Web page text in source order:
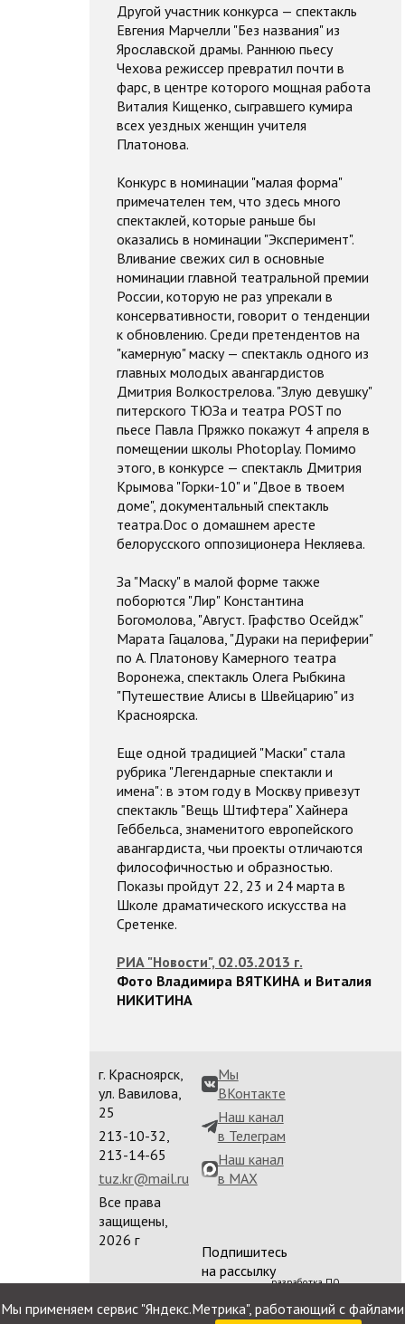
Другой участник конкурса — спектакль
Евгения Марчелли "Без названия" из
Ярославской драмы. Раннюю пьесу
Чехова режиссер превратил почти в
фарс, в центре которого мощная работа
Виталия Кищенко, сыгравшего кумира
всех уездных женщин учителя
Платонова.
Конкурс в номинации "малая форма"
примечателен тем, что здесь много
спектаклей, которые раньше бы
оказались в номинации "Эксперимент".
Вливание свежих сил в основные
номинации главной театральной премии
России, которую не раз упрекали в
консервативности, говорит о тенденции
к обновлению. Среди претендентов на
"камерную" маску — спектакль одного из
главных молодых авангардистов
Дмитрия Волкострелова. "Злую девушку"
питерского ТЮЗа и театра POST по
пьесе Павла Пряжко покажут 4 апреля в
помещении школы Photoplay. Помимо
этого, в конкурсе — спектакль Дмитрия
Крымова "Горки-10" и "Двое в твоем
доме", документальный спектакль
театра.Doc о домашнем аресте
белорусского оппозиционера Некляева.
За "Маску" в малой форме также
поборются "Лир" Константина
Богомолова, "Август. Графство Осейдж"
Марата Гацалова, "Дураки на периферии"
по А. Платонову Камерного театра
Воронежа, спектакль Олега Рыбкина
"Путешествие Алисы в Швейцарию" из
Красноярска.
Еще одной традицией "Маски" стала
рубрика "Легендарные спектакли и
имена": в этом году в Москву привезут
спектакль "Вещь Штифтера" Хайнера
Геббельса, знаменитого европейского
авангардиста, чьи проекты отличаются
философичностью и образностью.
Показы пройдут 22, 23 и 24 марта в
Школе драматического искусства на
Сретенке.
РИА "Новости", 02.03.2013 г.
Фото Владимира ВЯТКИНА и Виталия
НИКИТИНА
г. Красноярск,
ул. Вавилова,
25
213-10-32,
213-14-65
tuz.kr@mail.ru
Все права
защищены,
2026 г
Мы
ВКонтакте
Наш канал
в Телеграм
Наш канал
в MAX
Подпишитесь
на рассылку
разработка ПО
сайта
Мы применяем сервис "Яндекс.Метрика", работающий с файлами